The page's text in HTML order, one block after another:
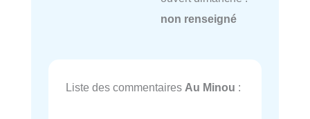
non renseigné
Liste des commentaires Au Minou :